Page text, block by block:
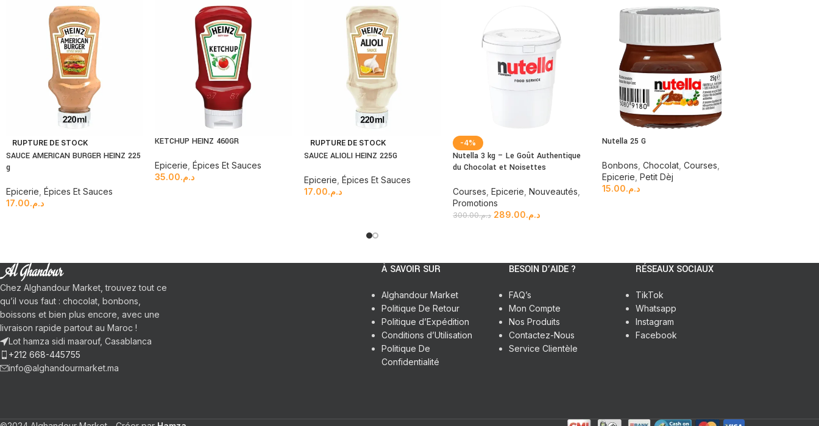
RUPTURE DE STOCK
SAUCE AMERICAN BURGER HEINZ 225
g
Epicerie Épices Et Sauces
د.م.17.00
KETCHUP HEINZ 460GR
Epicerie Épices Et Sauces
د.م.35.00
RUPTURE DE STOCK
SAUCE ALIOLI HEINZ 225G
Epicerie Épices Et Sauces
د.م.17.00
-4%
Nutella 3 kg – Le Goût Authentique
du Chocolat et Noisettes
Courses Epicerie Nouveautés
Promotions
د.م.300.00 د.م.289.00
Nutella 25 G
Bonbons Chocolat, Courses
Epicerie Petit Dèj
د.م.15.00
Chez Alghandour Market, trouvez tout ce
qu’il vous faut : chocolat, bonbons,
boissons et bien plus encore, avec une
livraison rapide partout au Maroc !
Lot hamza sidi maarouf, Casablanca
+212 668-445755
info@alghandourmarket.ma
À SAVOIR SUR
Alghandour Market
Politique De Retour
Politique d’Expédition
Conditions d’Utilisation
Politique De
Confidentialité
BESOIN D’AIDE ?
FAQ’s
Mon Compte
Nos Produits
Contactez-Nous
Service Clientèle
RÉSEAUX SOCIAUX
TikTok
Whatsapp
Instagram
Facebook